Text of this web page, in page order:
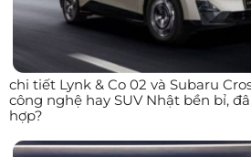
chi tiết Lynk & Co 02 và Subaru
công nghệ hay SUV Nhật bền bỉ,
hợp?